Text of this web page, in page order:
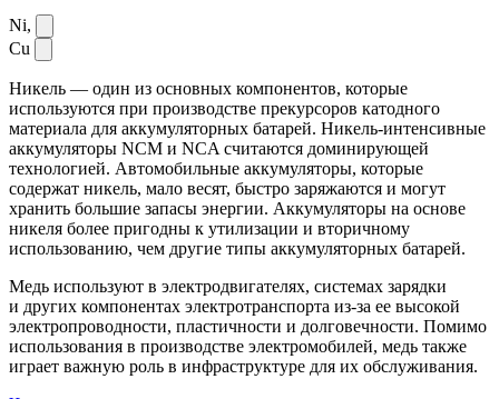
Ni,
Cu
Никель — один из основных компонентов, которые
используются при производстве прекурсоров катодного
материала для аккумуляторных батарей. Никель-интенсивные
аккумуляторы NCM и NCA считаются доминирующей
технологией. Автомобильные аккумуляторы, которые
содержат никель, мало весят, быстро заряжаются и могут
хранить большие запасы энергии. Аккумуляторы на основе
никеля более пригодны к утилизации и вторичному
использованию, чем другие типы аккумуляторных батарей.
Медь используют в электродвигателях, системах зарядки
и других компонентах электротранспорта из-за ее высокой
электропроводности, пластичности и долговечности. Помимо
использования в производстве электромобилей, медь также
играет важную роль в инфраструктуре для их обслуживания.